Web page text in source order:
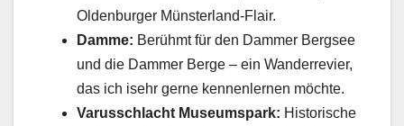
Oldenburger Münsterland-Flair.
Damme: Berühmt für den Dammer Bergsee
und die Dammer Berge – ein Wanderrevier,
das ich isehr gerne kennenlernen möchte.
Varusschlacht Museumspark: Historische